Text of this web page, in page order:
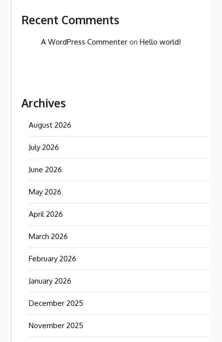
Recent Comments
A WordPress Commenter onHello world!
Archives
August 2026
July 2026
June 2026
May 2026
April 2026
March 2026
February 2026
January 2026
December 2025
November 2025